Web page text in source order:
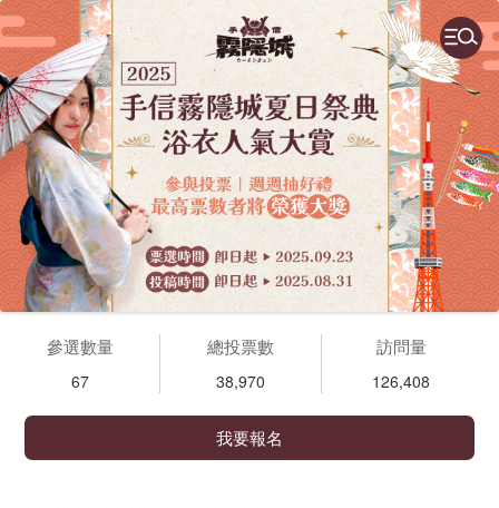
參選數量
67
總投票數
38,970
訪問量
126,408
我要報名